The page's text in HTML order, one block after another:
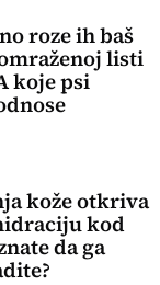
roze ih baš
listi
koje psi
kože otkriva
kod
da ga